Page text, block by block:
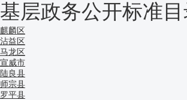
基层政务公开标准
麒麟区
沾益区
马龙区
宣威市
陆良县
师宗县
罗平县